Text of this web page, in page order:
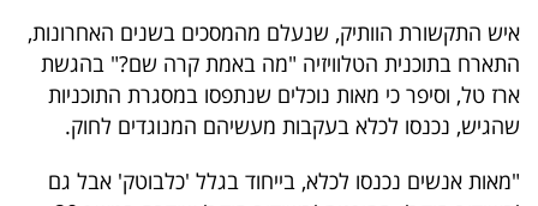
UNDER
40
פעולה
איש התקשורת הוותיק, שנעלם מהמסכים בשנים האחרונות,
התארח בתוכנית הטלוויזיה "מה באמת קרה שם?" בהגשת
ארז טל, וסיפר כי מאות נוכלים שנתפסו במסגרת התוכניות
שהגיש, נכנסו לכלא בעקבות מעשיהם המנוגדים לחוק.
"מאות אנשים נכנסו לכלא, בייחוד בגלל 'כלבוטק' אבל גם